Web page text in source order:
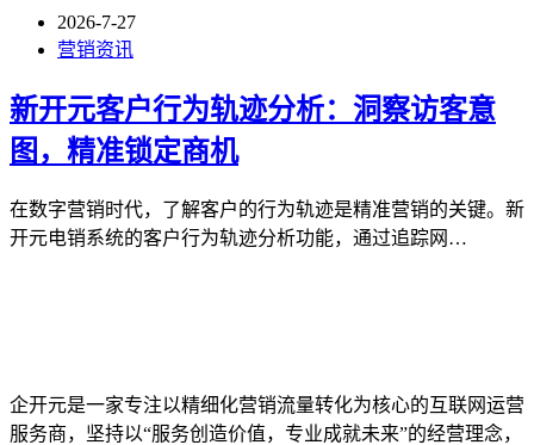
2026-7-27
营销资讯
新开元客户行为轨迹分析：洞察访客意
图，精准锁定商机
在数字营销时代，了解客户的行为轨迹是精准营销的关键。新
开元电销系统的客户行为轨迹分析功能，通过追踪网…
企开元是一家专注以精细化营销流量转化为核心的互联网运营
服务商，坚持以“服务创造价值，专业成就未来”的经营理念，